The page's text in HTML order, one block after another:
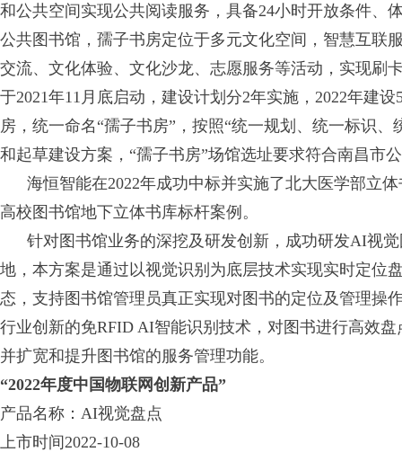
和公共空间实现公共阅读服务，具备24小时开放条件、
公共图书馆，孺子书房定位于多元文化空间，智慧互联
交流、文化体验、文化沙龙、志愿服务等活动，实现刷
于2021年11月底启动，建设计划分2年实施，2022年建
房，统一命名“孺子书房”，按照“统一规划、统一标识
和起草建设方案，“孺子书房”场馆选址要求符合南昌市
海恒智能在2022年成功中标并实施了北大医学部立体
高校图书馆地下立体书库标杆案例。
针对图书馆业务的深挖及研发创新，成功研发AI视觉
地，本方案是通过以视觉识别为底层技术实现实时定位
态，支持图书馆管理员真正实现对图书的定位及管理操
行业创新的免RFID AI智能识别技术，对图书进行高效
并扩宽和提升图书馆的服务管理功能。
“2022年度中国物联网创新产品”
产品名称：AI视觉盘点
上市时间2022-10-08